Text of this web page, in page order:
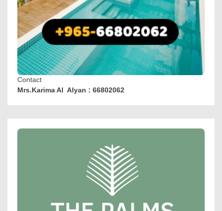
Contact
Mrs.Karima Al Alyan : 66802062